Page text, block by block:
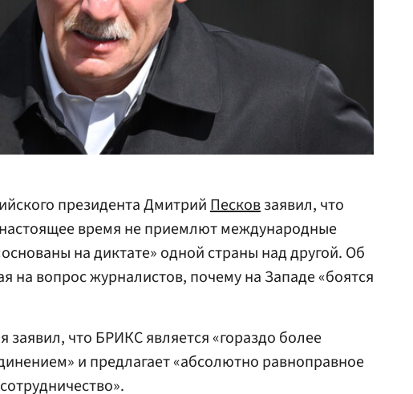
президента ДмитрийПесковзаявил, что
настоящее время не приемлют международные
на диктате» одной страны над другой. Об
на вопрос журналистов, почему на Западе «боятся
заявил, что БРИКС является «гораздо более
и предлагает «абсолютно равноправное